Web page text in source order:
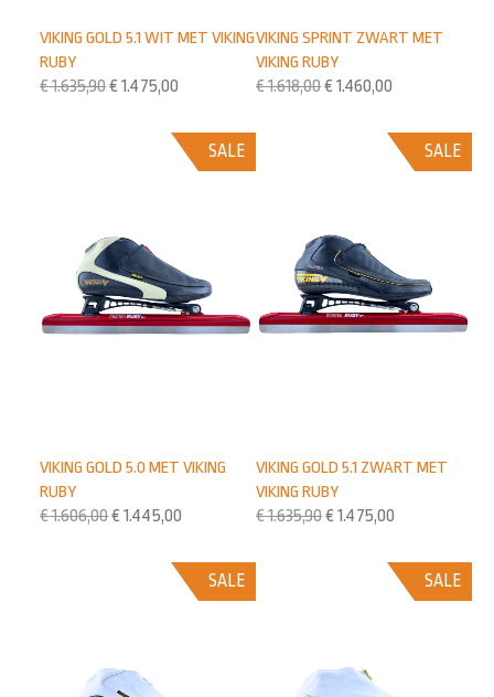
VIKING SPRINT ZWART MET
VIKING RUBY
€1.618,00€ 1.460,00
VIKING GOLD 5.1 WIT MET VIKING
RUBY
€1.635,90€ 1.475,00
SALE
VIKING GOLD 5.1 ZWART MET
VIKING RUBY
€1.635,90€ 1.475,00
SALE
VIKING GOLD 5.0 MET VIKING
RUBY
€1.606,00€ 1.445,00
SALE
SALE